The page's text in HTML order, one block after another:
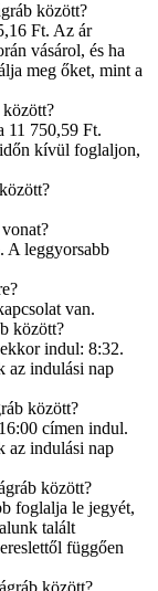
között?
Ft. Az ár
vásárol, és ha
meg őket, mint a
11 750,59 Ft.
kívül foglaljon,
A leggyorsabb
van.
között?
indul: 8:32.
az indulási nap
között?
címen indul.
az indulási nap
között?
foglalja le jegyét,
talált
függően